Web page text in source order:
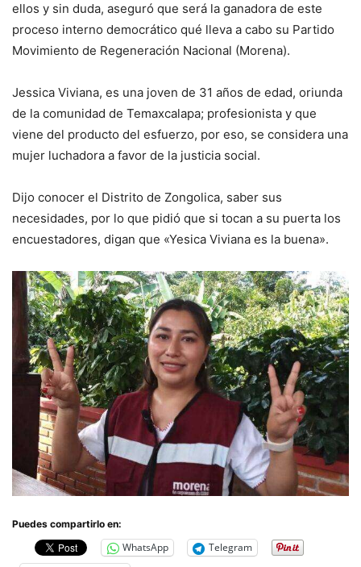
ellos y sin duda, aseguró que será la ganadora de este
proceso interno democrático qué lleva a cabo su Partido
Movimiento de Regeneración Nacional (Morena).
Jessica Viviana, es una joven de 31 años de edad, oriunda
de la comunidad de Temaxcalapa; profesionista y que
viene del producto del esfuerzo, por eso, se considera una
mujer luchadora a favor de la justicia social.
Dijo conocer el Distrito de Zongolica, saber sus
necesidades, por lo que pidió que si tocan a su puerta los
encuestadores, digan que «Yesica Viviana es la buena».
Puedes compartirlo en:
WhatsApp
Telegram